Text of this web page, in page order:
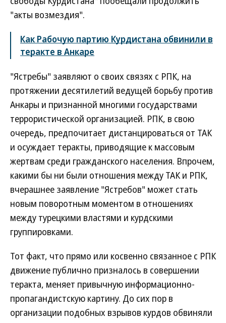
"акты возмездия".
Как Рабочую партию Курдистана обвинили в
теракте в Анкаре
"Ястребы" заявляют о своих связях с РПК, на
протяжении десятилетий ведущей борьбу против
Анкары и признанной многими государствами
террористической организацией. РПК, в свою
очередь, предпочитает дистанцироваться от ТАК
и осуждает теракты, приводящие к массовым
жертвам среди гражданского населения. Впрочем,
какими бы ни были отношения между ТАК и РПК,
вчерашнее заявление "Ястребов" может стать
новым поворотным моментом в отношениях
между турецкими властями и курдскими
группировками.
Тот факт, что прямо или косвенно связанное с РПК
движение публично призналось в совершении
теракта, меняет привычную информационно-
пропагандистскую картину. До сих пор в
организации подобных взрывов курдов обвиняли